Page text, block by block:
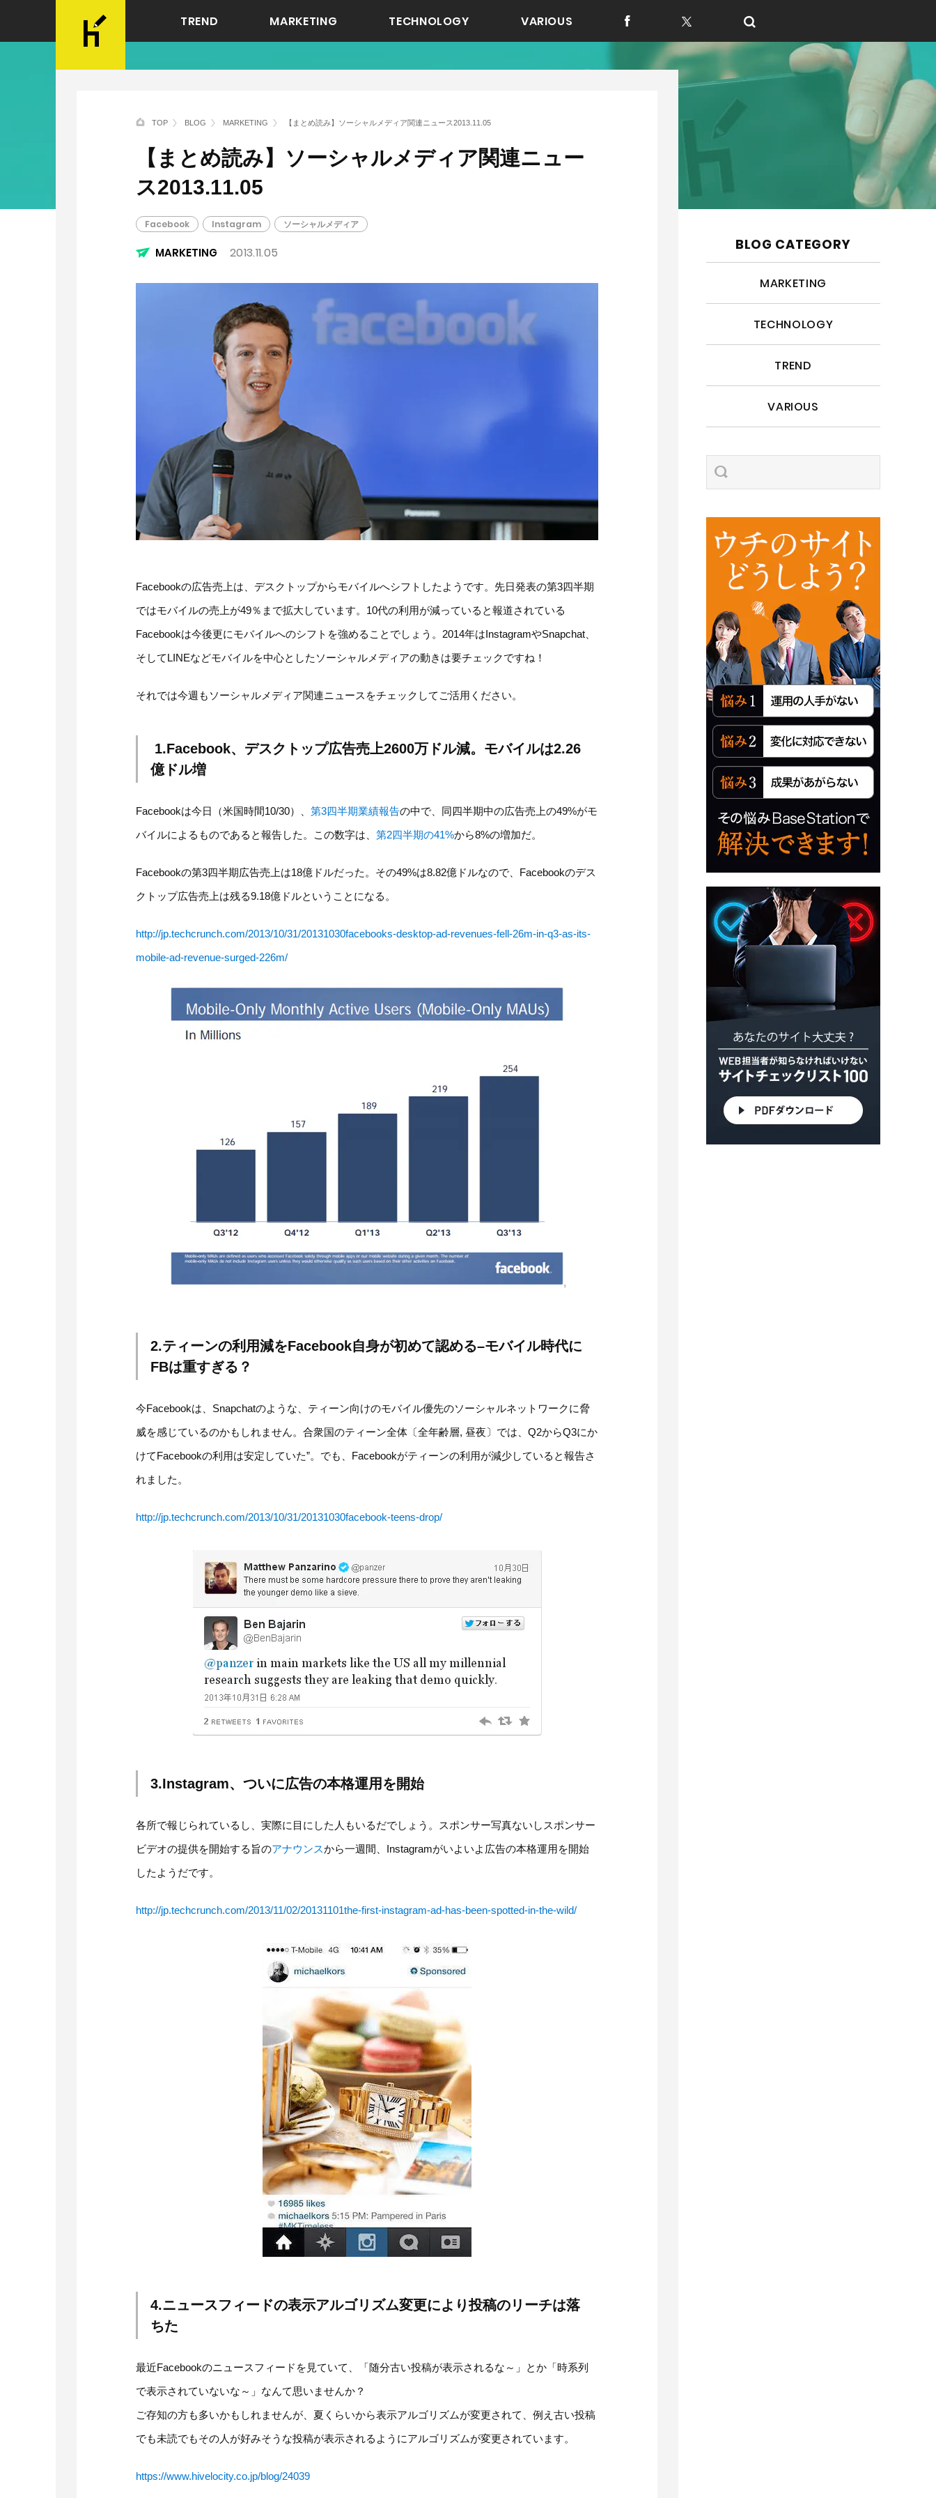
TREND MARKETING TECHNOLOGY VARIOUS f t
TOP BLOG MARKETING 【まとめ読み】ソーシャルメディア関連ニュース2013.11.05
【まとめ読み】ソーシャルメディア関連ニュー
ス2013.11.05
Facebook Instagram ソーシャルメディア
MARKETING 2013.11.05
Facebookの広告売上は、デスクトップからモバイルへシフトしたようです。先日発表の第3四半期
ではモバイルの売上が49％まで拡大しています。10代の利用が減っていると報道されている
Facebookは今後更にモバイルへのシフトを強めることでしょう。2014年はInstagramやSnapchat、
そしてLINEなどモバイルを中心としたソーシャルメディアの動きは要チェックですね！
それでは今週もソーシャルメディア関連ニュースをチェックしてご活用ください。
1.Facebook、デスクトップ広告売上2600万ドル減。モバイルは2.26
億ドル増
Facebookは今日（米国時間10/30）、 第3四半期業績報告の中で、同四半期中の広告売上の49%がモ
バイルによるものであると報告した。この数字は、 第2四半期の41%から8%の増加だ。
Facebookの第3四半期広告売上は18億ドルだった。その49%は8.82億ドルなので、Facebookのデス
クトップ広告売上は残る9.18億ドルということになる。
http://jp.techcrunch.com/2013/10/31/20131030facebooks-desktop-ad-revenues-fell-26m-in-q3-as-its-
mobile-ad-revenue-surged-226m/
2.ティーンの利用減をFacebook自身が初めて認める–モバイル時代に
FBは重すぎる？
今Facebookは、Snapchatのような、ティーン向けのモバイル優先のソーシャルネットワークに脅
威を感じているのかもしれません。合衆国のティーン全体〔全年齢層, 昼夜〕では、Q2からQ3にか
けてFacebookの利用は安定していた”。でも、Facebookがティーンの利用が減少していると報告さ
れました。
http://jp.techcrunch.com/2013/10/31/20131030facebook-teens-drop/
3.Instagram、ついに広告の本格運用を開始
各所で報じられているし、実際に目にした人もいるだでしょう。スポンサー写真ないしスポンサー
ビデオの提供を開始する旨のアナウンスから一週間、Instagramがいよいよ広告の本格運用を開始
したようだです。
http://jp.techcrunch.com/2013/11/02/20131101the-first-instagram-ad-has-been-spotted-in-the-wild/
4.ニュースフィードの表示アルゴリズム変更により投稿のリーチは落
ちた
最近Facebookのニュースフィードを見ていて、「随分古い投稿が表示されるな～」とか「時系列
で表示されていないな～」なんて思いませんか？
ご存知の方も多いかもしれませんが、夏くらいから表示アルゴリズムが変更されて、例え古い投稿
でも未読でもその人が好みそうな投稿が表示されるようにアルゴリズムが変更されています。
https://www.hivelocity.co.jp/blog/24039
BLOG CATEGORY
MARKETING
TECHNOLOGY
TREND
VARIOUS